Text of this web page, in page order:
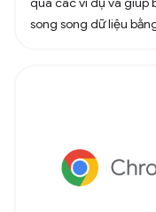
song song dữ liệu